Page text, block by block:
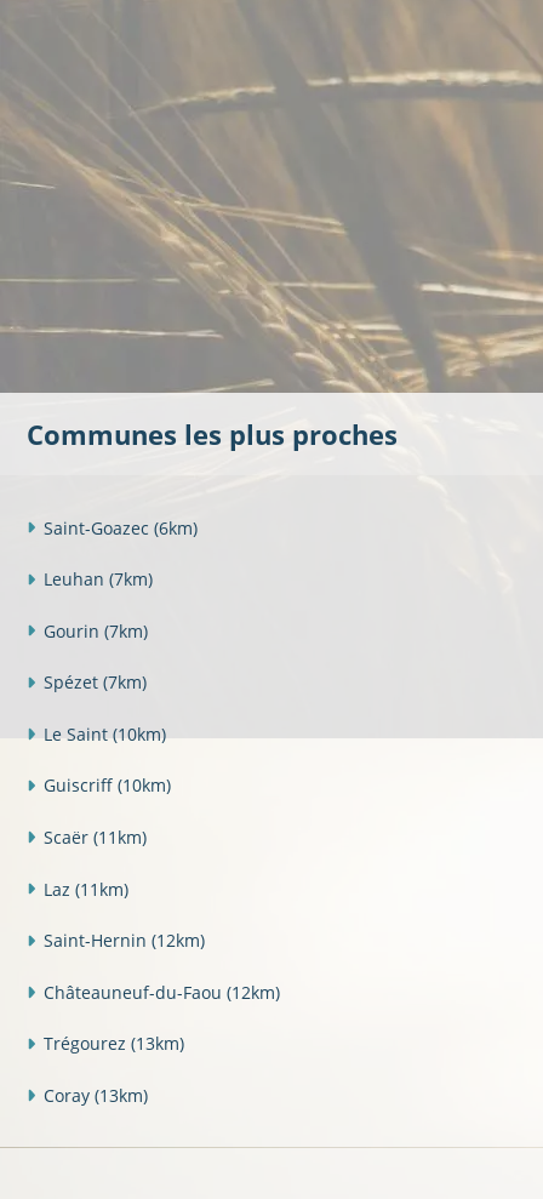
Communes les plus proches
Saint-Goazec (6km)
Leuhan (7km)
Gourin (7km)
Spézet (7km)
Le Saint (10km)
Guiscriff (10km)
Scaër (11km)
Laz (11km)
Saint-Hernin (12km)
Châteauneuf-du-Faou (12km)
Trégourez (13km)
Coray (13km)